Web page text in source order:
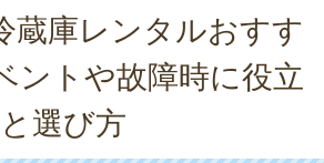
蔵庫レンタルおすす
ントや故障時に役立
選び方